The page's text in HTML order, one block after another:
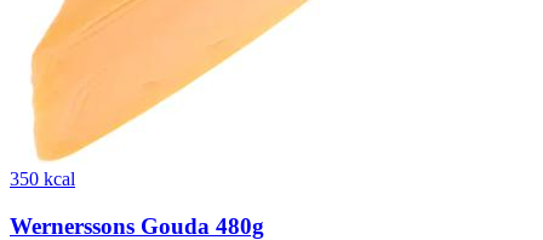
350 kcal
Wernerssons Gouda 480g